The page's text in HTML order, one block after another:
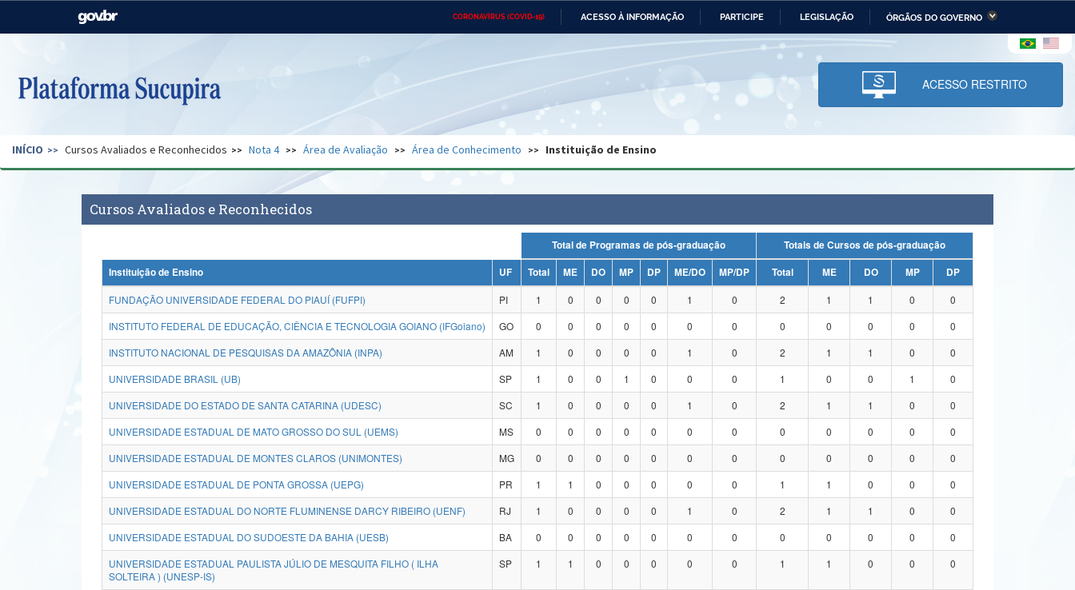
CORONAVÍRUS (COVID-19) ACESSO À INFORMAÇÃO PARTICIPE LEGISLAÇÃO ÓRGÃOS DO GOVERNO
Casa Civil Ministério das Relações Ministério da Economia Ministério da Infraestrutura
Pecuária e Abastecimento
Ministério da Ciência,
Tecnologia, Inovações e
Comunicações
Ministério do Desenvolvimento
Regional e dos Direitos Humanos
Secretaria de Governo Gabinete de Segurança Advocacia-Geral da União Banco Central do Brasil Planalto
ACESSO RESTRITO
INÍCIO Cursos Avaliados e Reconhecidos Nota 4 Área de Avaliação Área de Conhecimento Instituição de Ensino
Cursos Avaliados e Reconhecidos
Total de Programas de pós-graduação
Totais de Cursos de pós-graduação
Instituição de Ensino
UF Total ME DO MP DP ME/DO MP/DP Total ME DO MP
DP
FUNDAÇÃO UNIVERSIDADE FEDERAL DO PIAUÍ (FUFPI)
PI 1 0 0 0 0 1 0 2 1 1 0
0
INSTITUTO FEDERAL DE EDUCAÇÃO, CIÊNCIA E TECNOLOGIA GOIANO (IFGoiano)
GO 0 0 0 0 0 0 0 0 0 0 0
0
INSTITUTO NACIONAL DE PESQUISAS DA AMAZÔNIA (INPA)
AM 1 0 0 0 0 1 0 2 1 1 0
0
UNIVERSIDADE BRASIL (UB)
SP 1 0 0 1 0 0 0 1 0 0 1
0
UNIVERSIDADE DO ESTADO DE SANTA CATARINA (UDESC)
SC 1 0 0 0 0 1 0 2 1 1 0
0
UNIVERSIDADE ESTADUAL DE MATO GROSSO DO SUL (UEMS)
MS 0 0 0 0 0 0 0 0 0 0 0
0
UNIVERSIDADE ESTADUAL DE MONTES CLAROS (UNIMONTES)
MG 0 0 0 0 0 0 0 0 0 0 0
0
UNIVERSIDADE ESTADUAL DE PONTA GROSSA (UEPG)
PR 1 1 0 0 0 0 0 1 1 0 0
0
UNIVERSIDADE ESTADUAL DO NORTE FLUMINENSE DARCY RIBEIRO (UENF)
RJ 1 0 0 0 0 1 0 2 1 1 0
0
UNIVERSIDADE ESTADUAL DO SUDOESTE DA BAHIA (UESB)
BA 0 0 0 0 0 0 0 0 0 0 0
0
UNIVERSIDADE ESTADUAL PAULISTA JÚLIO DE MESQUITA FILHO ( ILHA
SOLTEIRA ) (UNESP-IS)
SP 1 1 0 0 0 0 0 1 1 0 0 0